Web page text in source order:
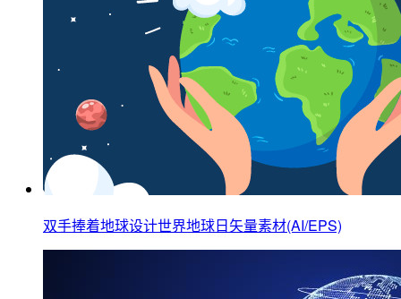
双手捧着地球设计世界地球日矢量素材(AI/EPS)